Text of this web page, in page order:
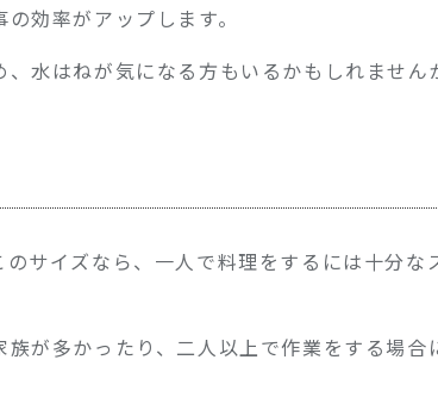
効率がアップします。
水はねが気になる方もいるかもしれません
サイズなら、一人で料理をするには十分な
が多かったり、二人以上で作業をする場合